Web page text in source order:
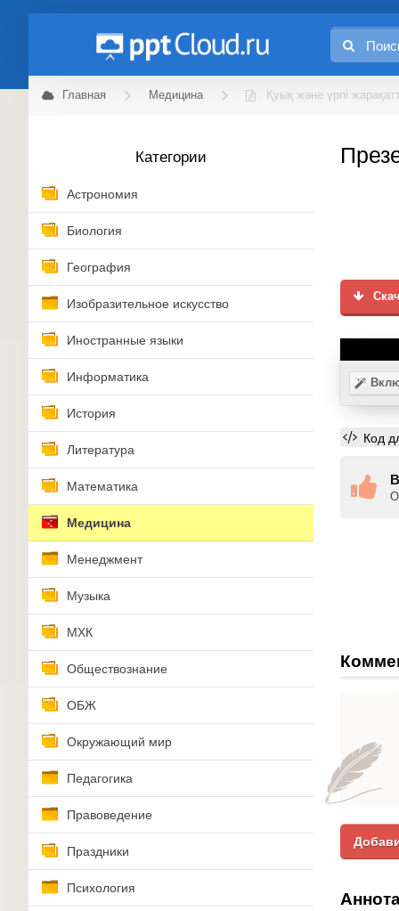
Главная Медицина Қуық және үрпі
Категории
Астрономия
Биология
География
Изобразительное искусство
Иностранные языки
Информатика
История
Литература
Математика
Медицина
Менеджмент
Музыка
МХК
Обществознание
ОБЖ
Окружающий мир
Педагогика
Правоведение
Праздники
Психология
Код